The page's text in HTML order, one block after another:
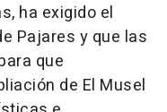
ha exigido el
Pajares y que las
que
de El Musel